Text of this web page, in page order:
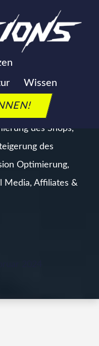
Wissen
&
des Shops,
des
Optimierung,
Media, Affiliates &